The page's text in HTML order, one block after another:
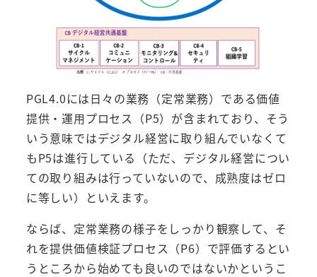
PGL4.0には日々の業務（定常業務）である価値
提供・運用プロセス（P5）が含まれており、そう
いう意味ではデジタル経営に取り組んでいなくて
もP5は進行している（ただ、デジタル経営につい
ての取り組みは行っていないので、成熟度はゼロ
に等しい）といえます。
ならば、定常業務の様子をしっかり観察して、そ
れを提供価値検証プロセス（P6）で評価するとい
うところから始めても良いのではないかというこ